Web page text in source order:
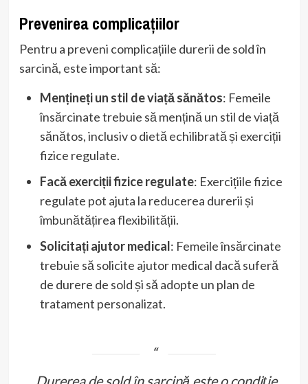
Prevenirea complicațiilor
Pentru a preveni complicațiile durerii de sold în
sarcină, este important să:
Mențineți un stil de viață sănătos: Femeile
însărcinate trebuie să mențină un stil de viață
sănătos, inclusiv o dietă echilibrată și exerciții
fizice regulate.
Facă exerciții fizice regulate: Exercițiile fizice
regulate pot ajuta la reducerea durerii și
îmbunătățirea flexibilității.
Solicitați ajutor medical: Femeile însărcinate
trebuie să solicite ajutor medical dacă suferă
de durere de sold și să adopte un plan de
tratament personalizat.